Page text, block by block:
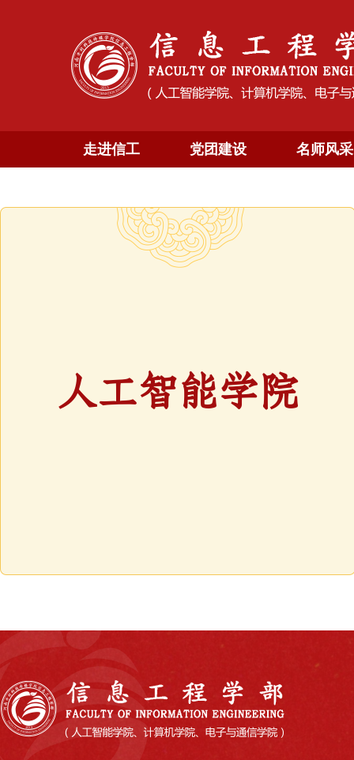
走进信工 党团建设 名师风采
人工智能学院